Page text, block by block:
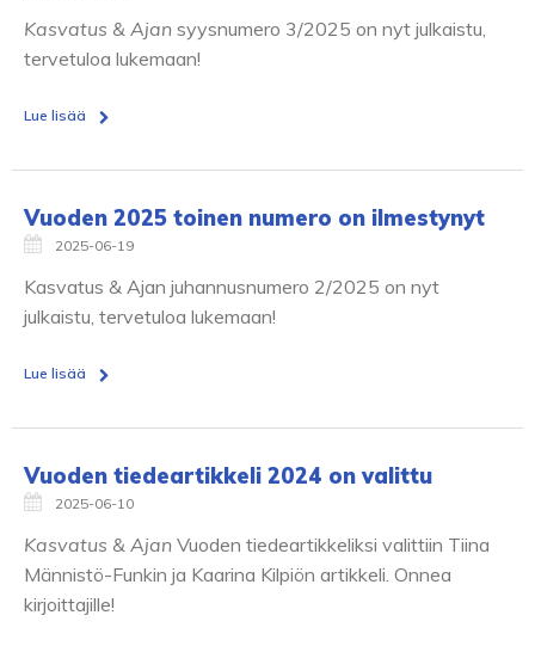
Kasvatus & Ajan syysnumero 3/2025 on nyt julkaistu,
tervetuloa lukemaan!
Lue lisää
Vuoden 2025 toinen numero on ilmestynyt
2025-06-19
Kasvatus & Ajan juhannusnumero 2/2025 on nyt
julkaistu, tervetuloa lukemaan!
Lue lisää
Vuoden tiedeartikkeli 2024 on valittu
2025-06-10
Kasvatus & Ajan Vuoden tiedeartikkeliksi valittiin Tiina
Männistö-Funkin ja Kaarina Kilpiön artikkeli. Onnea
kirjoittajille!